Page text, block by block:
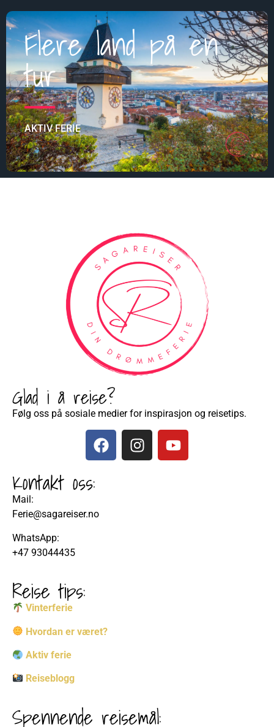
Flere land på en
tur
AKTIV FERIE
Glad i å reise?
Følg oss på sosiale medier for inspirasjon og reisetips.
Kontakt oss:
Mail:
Ferie@sagareiser.no
WhatsApp:
+47 93044435
Reise tips:
Vinterferie
Hvordan er været?
Aktiv ferie
Reiseblogg
Spennende reisemål: